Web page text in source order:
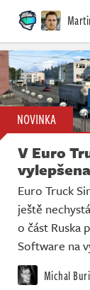
NOVINKA
V Euro
Euro Truck
ještě
o část Ruska
Software na
Michal